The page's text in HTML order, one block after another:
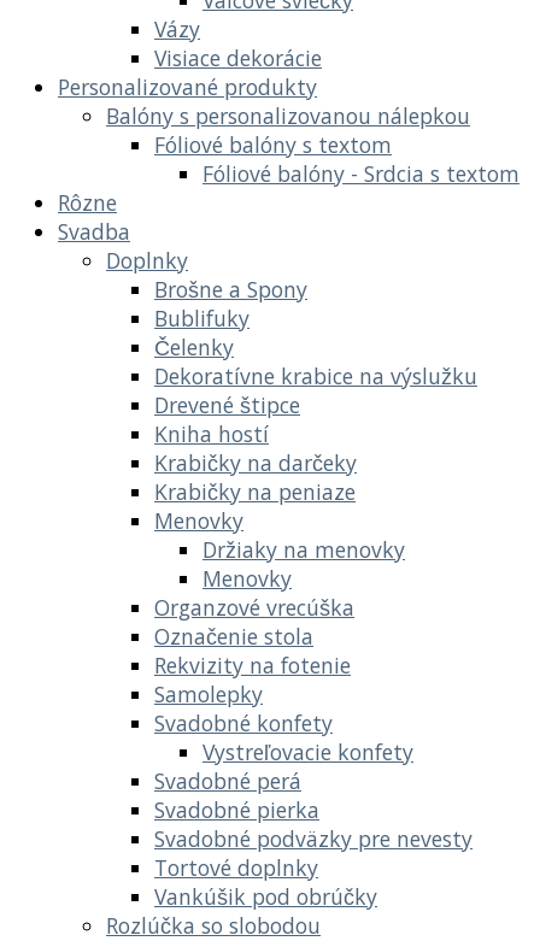
Vázy
Visiace dekorácie
Personalizované produkty
Balóny s personalizovanou nálepkou
Fóliové balóny s textom
Fóliové balóny - Srdcia s textom
Rôzne
Svadba
Doplnky
Brošne a Spony
Bublifuky
Čelenky
Dekoratívne krabice na výslužku
Drevené štipce
Kniha hostí
Krabičky na darčeky
Krabičky na peniaze
Menovky
Držiaky na menovky
Menovky
Organzové vrecúška
Označenie stola
Rekvizity na fotenie
Samolepky
Svadobné konfety
Vystreľovacie konfety
Svadobné perá
Svadobné pierka
Svadobné podväzky pre nevesty
Tortové doplnky
Vankúšik pod obrúčky
Rozlúčka so slobodou